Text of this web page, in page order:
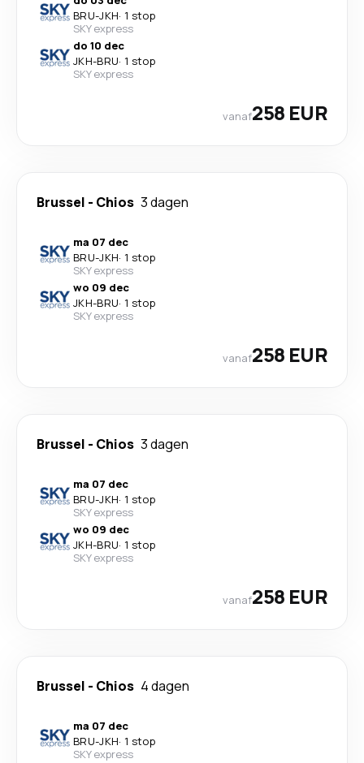
BRU-JKH· 1 stop
SKY express
do 10 dec
JKH-BRU· 1 stop
SKY express
vanaf258 EUR
Brussel - Chios 3 dagen
ma 07 dec
BRU-JKH· 1 stop
SKY express
wo 09 dec
JKH-BRU· 1 stop
SKY express
vanaf258 EUR
Brussel - Chios 3 dagen
ma 07 dec
BRU-JKH· 1 stop
SKY express
wo 09 dec
JKH-BRU· 1 stop
SKY express
vanaf258 EUR
Brussel - Chios 4 dagen
ma 07 dec
BRU-JKH· 1 stop
SKY express